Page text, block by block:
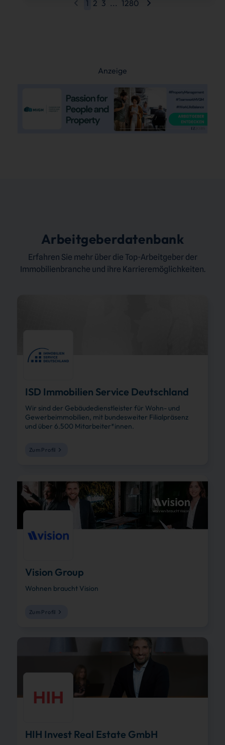
1 2 3 ... 1280
Anzeige
Arbeitgeberdatenbank
Erfahren Sie mehr über die Top-Arbeitgeber der
Immobilienbranche und ihre Karrieremöglichkeiten.
ISD Immobilien Service Deutschland
Wir sind der Gebäudedienstleister für Wohn- und
Gewerbeimmobilien, mit bundesweiter Filialpräsenz
und über 6.500 Mitarbeiter*innen.
Zum Profil
Vision Group
Wohnen braucht Vision
Zum Profil
HIH Invest Real Estate GmbH